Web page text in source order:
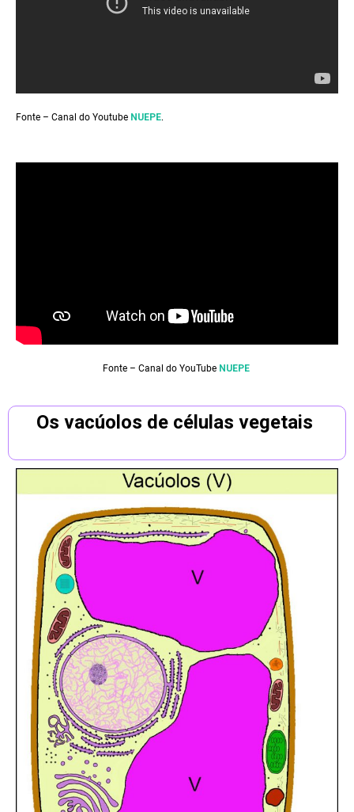
Fonte – Canal do Youtube NUEPE.
Fonte – Canal do YouTubeNUEPE
Os vacúolos de células vegetais